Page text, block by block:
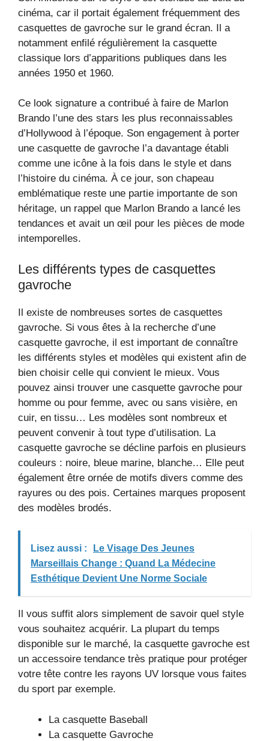
cinéma, car il portait également fréquemment des
casquettes de gavroche sur le grand écran. Il a
notamment enfilé régulièrement la casquette
classique lors d’apparitions publiques dans les
années 1950 et 1960.
Ce look signature a contribué à faire de Marlon
Brando l’une des stars les plus reconnaissables
d’Hollywood à l’époque. Son engagement à porter
une casquette de gavroche l’a davantage établi
comme une icône à la fois dans le style et dans
l’histoire du cinéma. À ce jour, son chapeau
emblématique reste une partie importante de son
héritage, un rappel que Marlon Brando a lancé les
tendances et avait un œil pour les pièces de mode
intemporelles.
Les différents types de casquettes
gavroche
Il existe de nombreuses sortes de casquettes
gavroche. Si vous êtes à la recherche d’une
casquette gavroche, il est important de connaître
les différents styles et modèles qui existent afin de
bien choisir celle qui convient le mieux. Vous
pouvez ainsi trouver une casquette gavroche pour
homme ou pour femme, avec ou sans visière, en
cuir, en tissu… Les modèles sont nombreux et
peuvent convenir à tout type d’utilisation. La
casquette gavroche se décline parfois en plusieurs
couleurs : noire, bleue marine, blanche… Elle peut
également être ornée de motifs divers comme des
rayures ou des pois. Certaines marques proposent
des modèles brodés.
Lisez aussi :
Le Visage Des Jeunes
Marseillais Change : Quand La Médecine
Esthétique Devient Une Norme Sociale
Il vous suffit alors simplement de savoir quel style
vous souhaitez acquérir. La plupart du temps
disponible sur le marché, la casquette gavroche est
un accessoire tendance très pratique pour protéger
votre tête contre les rayons UV lorsque vous faites
du sport par exemple.
La casquette Baseball
La casquette Gavroche